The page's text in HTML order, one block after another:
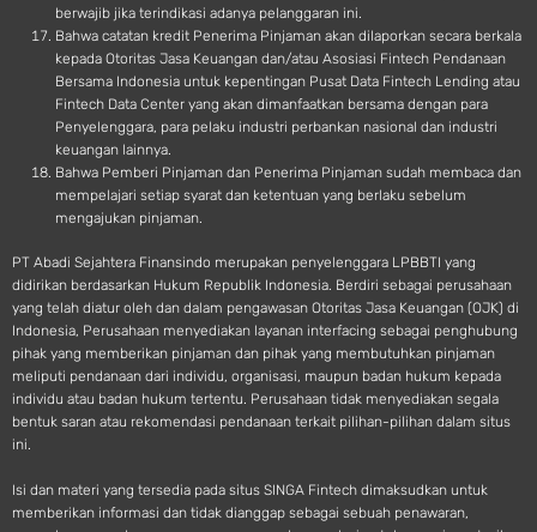
berwajib jika terindikasi adanya pelanggaran ini.
Bahwa catatan kredit Penerima Pinjaman akan dilaporkan secara berkala
kepada Otoritas Jasa Keuangan dan/atau Asosiasi Fintech Pendanaan
Bersama Indonesia untuk kepentingan Pusat Data Fintech Lending atau
Fintech Data Center yang akan dimanfaatkan bersama dengan para
Penyelenggara, para pelaku industri perbankan nasional dan industri
keuangan lainnya.
Bahwa Pemberi Pinjaman dan Penerima Pinjaman sudah membaca dan
mempelajari setiap syarat dan ketentuan yang berlaku sebelum
mengajukan pinjaman.
PT Abadi Sejahtera Finansindo merupakan penyelenggara LPBBTI yang
didirikan berdasarkan Hukum Republik Indonesia. Berdiri sebagai perusahaan
yang telah diatur oleh dan dalam pengawasan Otoritas Jasa Keuangan (OJK) di
Indonesia, Perusahaan menyediakan layanan interfacing sebagai penghubung
pihak yang memberikan pinjaman dan pihak yang membutuhkan pinjaman
meliputi pendanaan dari individu, organisasi, maupun badan hukum kepada
individu atau badan hukum tertentu. Perusahaan tidak menyediakan segala
bentuk saran atau rekomendasi pendanaan terkait pilihan-pilihan dalam situs
ini.
Isi dan materi yang tersedia pada situs SINGA Fintech dimaksudkan untuk
memberikan informasi dan tidak dianggap sebagai sebuah penawaran,